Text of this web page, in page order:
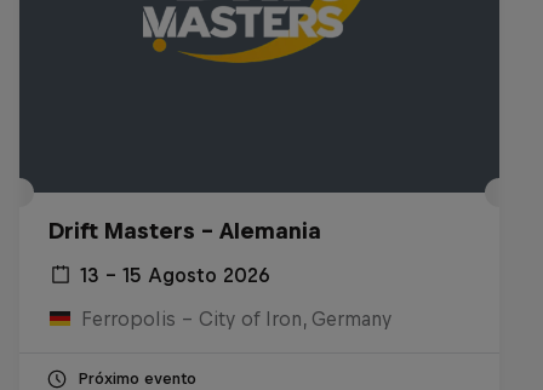
Drift Masters - Alemania
13 – 15 Agosto 2026
Ferropolis – City of Iron, Germany
Próximo evento